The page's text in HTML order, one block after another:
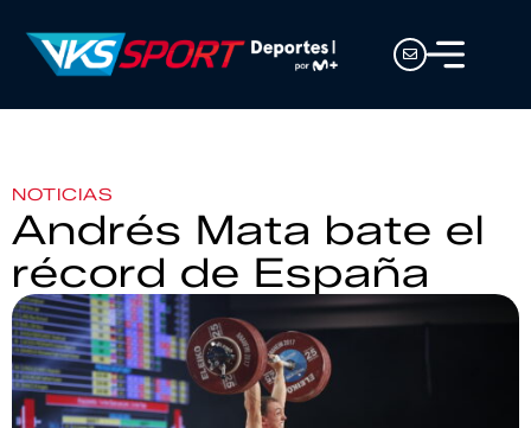
NOTICIAS
Andrés Mata bate el
récord de España